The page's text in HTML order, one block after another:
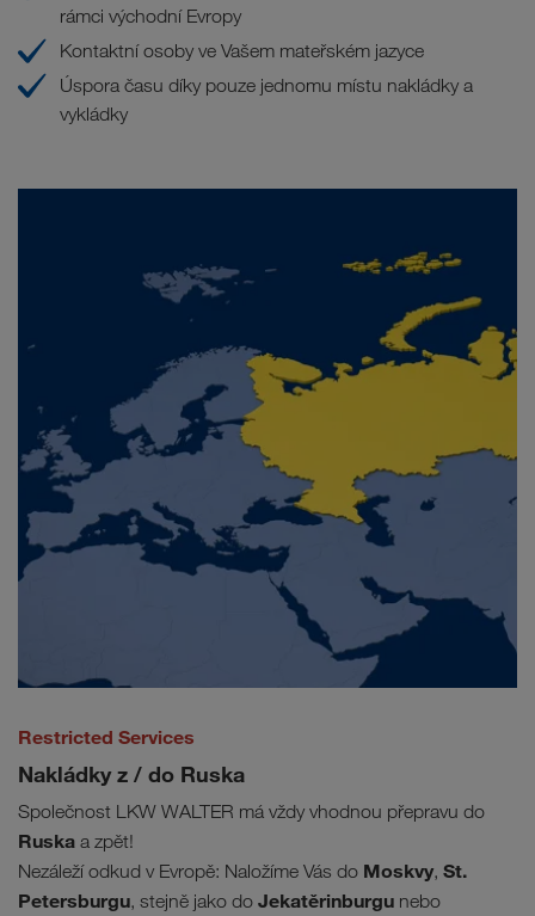
rámci východní Evropy
Kontaktní osoby ve Vašem mateřském jazyce
Úspora času díky pouze jednomu místu nakládky a
vykládky
Restricted Services
Nakládky z / do Ruska
Společnost LKW WALTER má vždy vhodnou přepravu do
Ruska a zpět!
Nezáleží odkud v Evropě: Naložíme Vás do Moskvy, St.
Petersburgu, stejně jako do Jekatěrinburgu nebo